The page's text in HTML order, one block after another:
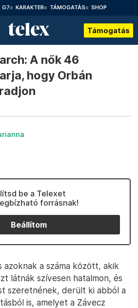
G7 KARAKTER TÁMOGATÁS SHOP
Támogatás
A nők 46
hogy Orbán
be a Telexet
forrásnak!
Beállítom
azoknak a száma között, akik
látnák szívesen hatalmon, és
szeretnének, derült ki abból a
is, amelyet a Závecz